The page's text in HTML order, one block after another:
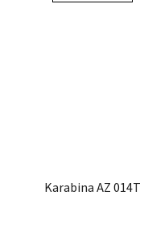
Karabina AZ 014T